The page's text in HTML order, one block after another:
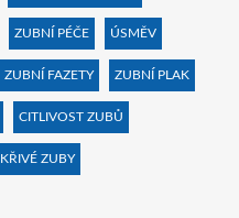
ZUBNÍ PÉČE ÚSMĚV
ZUBNÍ FAZETY ZUBNÍ PLAK
CITLIVOST ZUBŮ
KŘIVÉ ZUBY